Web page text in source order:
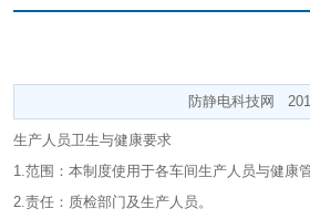
防静电科技网
生产人员卫生与健康要求
1.范围：本制度使用于各车间生产人员与健康管
2.责任：质检部门及生产人员。